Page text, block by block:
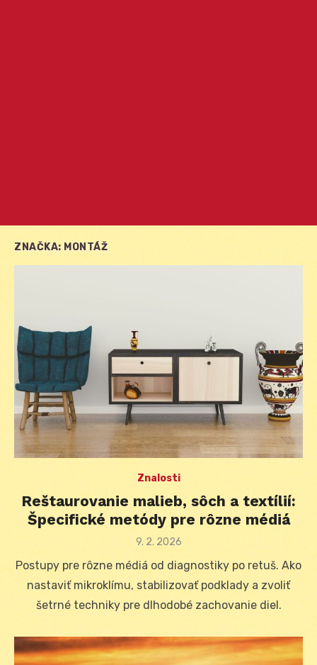
ZNAČKA: MONTÁŽ
Znalosti
Reštaurovanie malieb, sôch a textílií:
Špecifické metódy pre rôzne médiá
Posted
9. 2. 2026
Postupy pre rôzne médiá od diagnostiky po retuš. Ako
nastaviť mikroklímu, stabilizovať podklady a zvoliť
šetrné techniky pre dlhodobé zachovanie diel.